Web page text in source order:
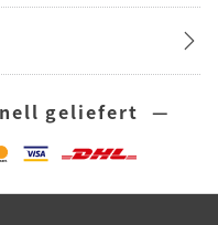
geliefert —